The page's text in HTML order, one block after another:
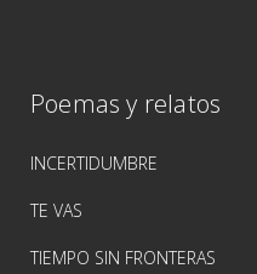
Poemas y relatos
INCERTIDUMBRE
TE VAS
TIEMPO SIN FRONTERAS